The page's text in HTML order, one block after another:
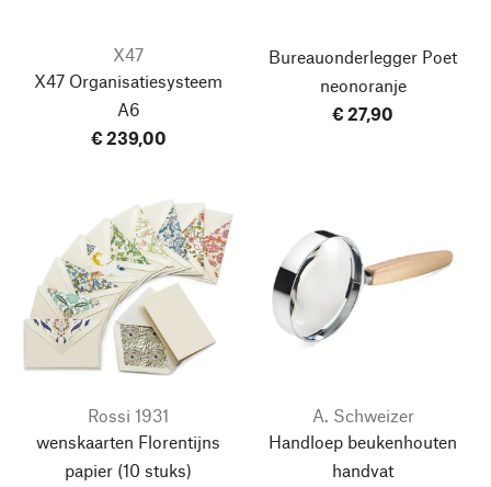
X47
X47 Organisatiesysteem
A6
€ 239,00
Bureauonderlegger Poet
neonoranje
€ 27,90
Rossi 1931
wenskaarten Florentijns
papier (10 stuks)
A. Schweizer
Handloep beukenhouten
handvat